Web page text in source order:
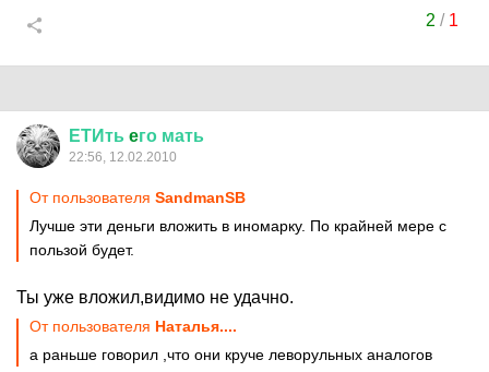
2 / 1
ЕТИть eго мать
22:56, 12.02.2010
От пользователя SandmanSB
Лучше эти деньги вложить в иномарку. По крайней мере с
пользой будет.
Ты уже вложил,видимо не удачно.
От пользователя Наталья....
а раньше говорил ,что они круче леворульных аналогов